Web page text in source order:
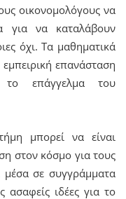
οικονομολόγους να
για να καταλάβουν
όχι. Τα μαθηματικά
επανάσταση
επάγγελμα του
μπορεί να είναι
στον κόσμο για τους
μέσα σε συγγράμματα
ασαφείς ιδέες για το